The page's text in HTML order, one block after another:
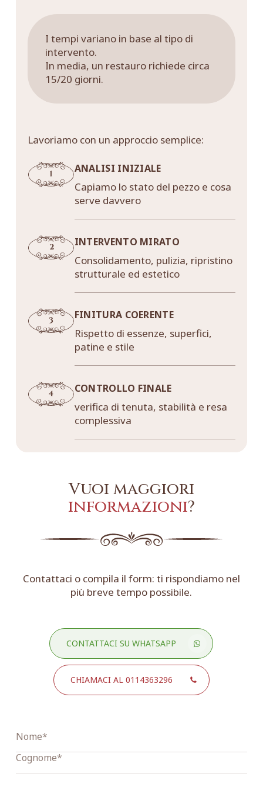
I tempi variano in base al tipo di
intervento.
In media, un restauro richiede circa
15/20 giorni.
Lavoriamo con un approccio semplice:
ANALISI INIZIALE
Capiamo lo stato del pezzo e cosa
serve davvero
INTERVENTO MIRATO
Consolidamento, pulizia, ripristino
strutturale ed estetico
FINITURA COERENTE
Rispetto di essenze, superfici,
patine e stile
CONTROLLO FINALE
verifica di tenuta, stabilità e resa
complessiva
Vuoi maggiori
informazioni?
Contattaci o compila il form: ti rispondiamo nel
più breve tempo possibile.
CONTATTACI SU WHATSAPP
CHIAMACI AL 0114363296